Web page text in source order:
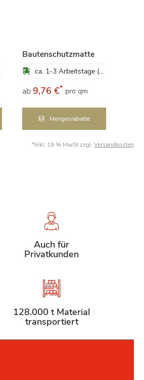
Bautenschutzmatte
ca. 1-3 Arbeitstage (Mo-Fr)
ab9,76 €* pro qm
Mengenrabatte
*inkl. 19 % MwSt zzgl. Versandkosten
Auch für
Privatkunden
128.000 t Material
transportiert